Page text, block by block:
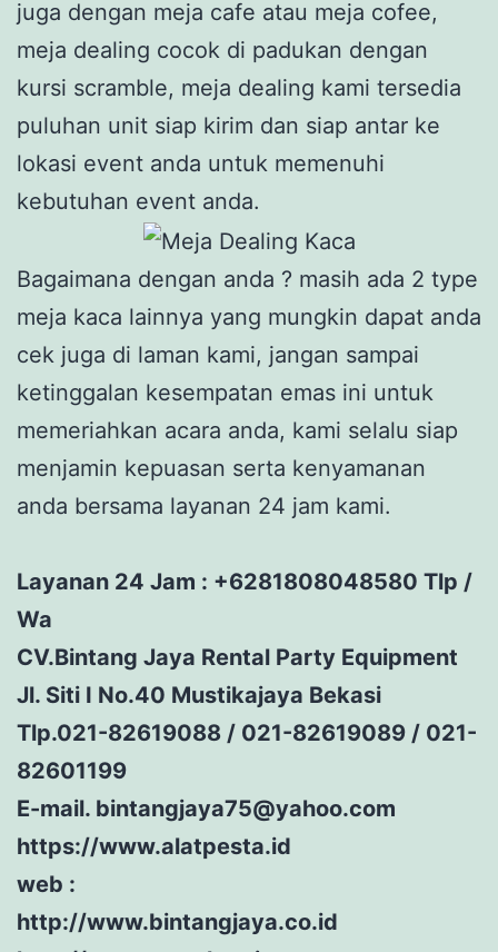
juga dengan meja cafe atau meja cofee,
meja dealing cocok di padukan dengan
kursi scramble, meja dealing kami tersedia
puluhan unit siap kirim dan siap antar ke
lokasi event anda untuk memenuhi
kebutuhan event anda.
Bagaimana dengan anda ? masih ada 2 type
meja kaca lainnya yang mungkin dapat anda
cek juga di laman kami, jangan sampai
ketinggalan kesempatan emas ini untuk
memeriahkan acara anda, kami selalu siap
menjamin kepuasan serta kenyamanan
anda bersama layanan 24 jam kami.
Layanan 24 Jam : +6281808048580 Tlp /
Wa
CV.Bintang Jaya Rental Party Equipment
Jl. Siti I No.40 Mustikajaya Bekasi
Tlp.021-82619088 / 021-82619089 / 021-
82601199
E-mail. bintangjaya75@yahoo.com
https://www.alatpesta.id
web :
http://www.bintangjaya.co.id